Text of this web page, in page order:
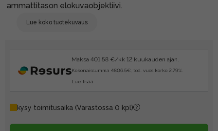
ammattitason elokuvaobjektiivi.
Lue koko tuotekuvaus
Maksa 401.58 €/kk 12 kuukauden ajan.
Kokonaissumma 4806.5€, tod. vuosikorko 2.79%.
Lue lisää
kysy toimitusaika (Varastossa 0 kpl)